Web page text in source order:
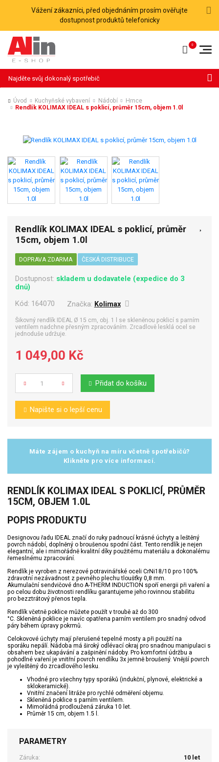
Vážení zákazníci, před objednáním prosím ověřujte
dostupnost produktů telefonicky
Úvod Kuchyňské vybavení Nádobí
Hrnce
Rendlík KOLIMAX IDEAL s poklicí, průměr 15cm, objem 1.0l
Rendlík KOLIMAX IDEAL s poklicí, průměr
15cm, objem 1.0l
DOPRAVA ZDARMA ČESKÁ DISTRIBUCE
Dostupnost: skladem u dodavatele (expedice do 3
dnů)
Kód: 164070 Značka: Kolimax
Šikovný rendlík IDEAL Ø 15 cm, obj. 1 l se skleněnou poklicí s parním
ventilem nadchne přesným zpracováním. Zrcadlově lesklá ocel se
jednoduše udržuje.
1 049,00 Kč
Počet Přidat do košíku
Napište si o lepší cenu
Máte zájem o kuchyň na míru včetně spotřebičů?
Klikněte pro více informací.
RENDLÍK KOLIMAX IDEAL S POKLICÍ, PRŮMĚR
15CM, OBJEM 1.0L
POPIS PRODUKTU
Designovou řadu IDEAL značí do ruky padnoucí krásné úchyty a leštěný
povrch nádobí, doplněný o broušenou spodní část. Tento rendlík je nejen
elegantní, ale i mimořádně kvalitní díky použitému materiálu a dokonalému
řemeslnému zpracování.
Rendlík je vyroben z nerezové potravinářské oceli CrNi18/10 pro 100%
zdravotní nezávadnost z pevného plechu tloušťky 0,8 mm.
Akumulační sendvičové dno A-THERM INDUCTION spoří energii při vaření a
po celou dobu životnosti rendlíku garantujeme jeho rovinnou stabilitu
pro bezztrátový přenos tepla.
Rendlík včetně poklice můžete použít v troubě až do 300
°C. Skleněná poklice je navíc opatřena parním ventilem pro snadný odvod
páry během úpravy pokrmů.
Celokovové úchyty mají přerušené tepelné mosty a při použití na
sporáku nepálí. Nádoba má široký odlévací okraj pro snadnou manipulaci s
obsahem bez ukapávání a zašpinění nádoby. Pro komfortní údržbu a
pohodlné vaření je vnitřní povrch rendlíku 3x jemně broušený. Vnější povrch
je vyleštěný do zrcadlového lesku.
Vhodné pro všechny typy sporáků (indukční, plynové, elektrické a
sklokeramické).
Vnitřní značení litráže pro rychlé odměření objemu.
Skleněná poklice s parním ventilem.
Mimořádná prodloužená záruka 10 let.
Průměr 15 cm, objem 1.5 l.
PARAMETRY
Záruka:
10 let